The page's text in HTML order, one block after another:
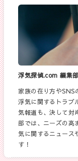
浮気探偵.com 編集
家族の在り方やSNS
浮気に関するトラブ
気報道も、決して対
部では、ニーズの高
気に関するニュース
す！